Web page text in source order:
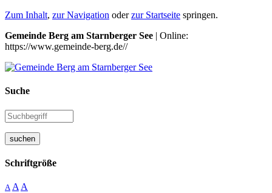
Zum Inhalt, zur Navigation oderzur Startseite springen.
Gemeinde Berg am Starnberger See | Online:
https://www.gemeinde-berg.de//
Suche
suchen
Schriftgröße
A A A